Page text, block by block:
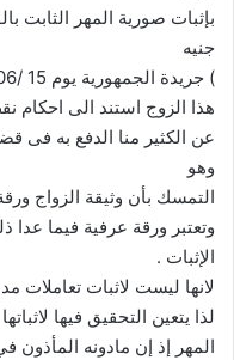
جنيه
) جريدة الجمهورية يوم 15 /6/2006 صفحة الحوادث ).
هذا الزوج استند الى احكام
عن الكثير منا الدفع به فى
وهو
التمسك بأن وثيقة الزواج
وتعتبر ورقة عرفية فيما
الإثبات .
لانها ليست لاثبات تعاملات
لذا يتعين التحقيق فيها
المهر إذ إن مادونه المأذون